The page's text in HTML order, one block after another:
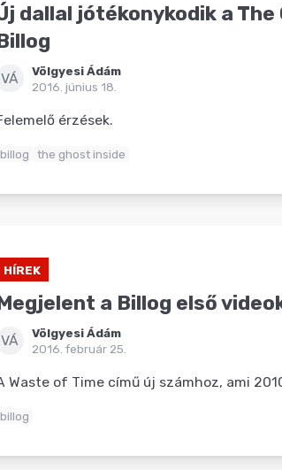
dallal jótékonykodik a
VÁ
Völgyesi Ádám
2016. június 18.
érzések.
billog the ghost inside
HÍREK
a Billog első
VÁ
Völgyesi Ádám
2016. február 25.
Waste of Time című új számhoz, ami
billog